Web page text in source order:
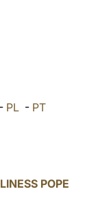
- PL - PT
POPE